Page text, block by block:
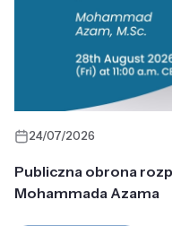
24/07/2026
Publiczna obrona
Mohammada Azama